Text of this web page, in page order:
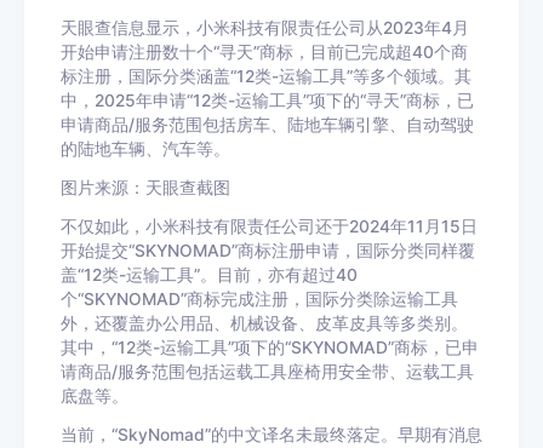
天眼查信息显示，小米科技有限责任公司从2023年4月
开始申请注册数十个“寻天”商标，目前已完成超40个商
标注册，国际分类涵盖“12类-运输工具”等多个领域。其
中，2025年申请“12类-运输工具”项下的“寻天”商标，已
申请商品/服务范围包括房车、陆地车辆引擎、自动驾驶
的陆地车辆、汽车等。
图片来源：天眼查截图
不仅如此，小米科技有限责任公司还于2024年11月15日
开始提交“SKYNOMAD”商标注册申请，国际分类同样覆
盖“12类-运输工具”。目前，亦有超过40
个“SKYNOMAD”商标完成注册，国际分类除运输工具
外，还覆盖办公用品、机械设备、皮革皮具等多类别。
其中，“12类-运输工具”项下的“SKYNOMAD”商标，已申
请商品/服务范围包括运载工具座椅用安全带、运载工具
底盘等。
当前，“SkyNomad”的中文译名未最终落定。早期有消息